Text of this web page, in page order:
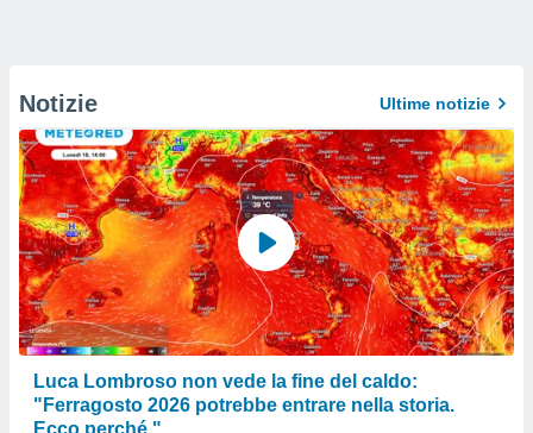
Notizie Ultime notizie
Luca Lombroso non vede la fine del caldo:
"Ferragosto 2026 potrebbe entrare nella storia.
Ecco perché."